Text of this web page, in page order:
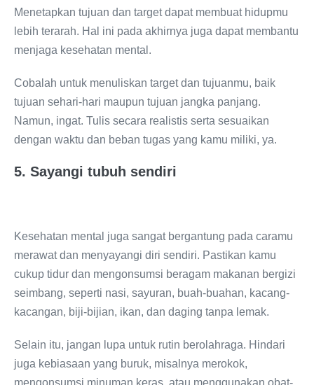
Menetapkan tujuan dan target dapat membuat hidupmu
lebih terarah. Hal ini pada akhirnya juga dapat membantu
menjaga kesehatan mental.
Cobalah untuk menuliskan target dan tujuanmu, baik
tujuan sehari-hari maupun tujuan jangka panjang.
Namun, ingat. Tulis secara realistis serta sesuaikan
dengan waktu dan beban tugas yang kamu miliki, ya.
5. Sayangi tubuh sendiri
Kesehatan mental juga sangat bergantung pada caramu
merawat dan menyayangi diri sendiri. Pastikan kamu
cukup tidur dan mengonsumsi beragam makanan bergizi
seimbang, seperti nasi, sayuran, buah-buahan, kacang-
kacangan, biji-bijian, ikan, dan daging tanpa lemak.
Selain itu, jangan lupa untuk rutin berolahraga. Hindari
juga kebiasaan yang buruk, misalnya merokok,
mengonsumsi minuman keras, atau menggunakan obat-